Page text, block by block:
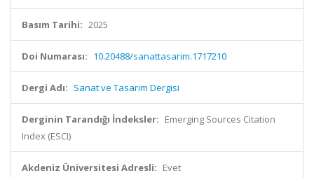
Basım Tarihi: 2025
Doi Numarası: 10.20488/sanattasarim.1717210
Dergi Adı: Sanat ve Tasarım Dergisi
Derginin Tarandığı İndeksler: Emerging Sources Citation
Index (ESCI)
Akdeniz Üniversitesi Adresli: Evet